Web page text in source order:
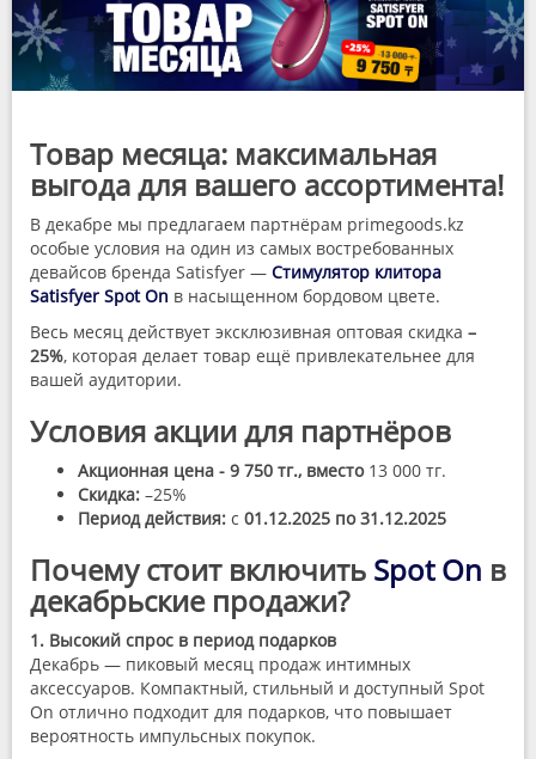
Товар месяца: максимальная
выгода для вашего ассортимента!
В декабре мы предлагаем партнёрам primegoods.kz
особые условия на один из самых востребованных
девайсов бренда Satisfyer — Стимулятор клитора
Satisfyer Spot On в насыщенном бордовом цвете.
Весь месяц действует эксклюзивная оптовая скидка –
25%, которая делает товар ещё привлекательнее для
вашей аудитории.
Условия акции для партнёров
Акционная цена - 9 750 тг., вместо13 000 тг.
Скидка: –25%
Период действия: с 01.12.2025 по 31.12.2025
Почему стоит включить Spot On в
декабрьские продажи?
1. Высокий спрос в период подарков
Декабрь — пиковый месяц продаж интимных
аксессуаров. Компактный, стильный и доступный Spot
On отлично подходит для подарков, что повышает
вероятность импульсных покупок.